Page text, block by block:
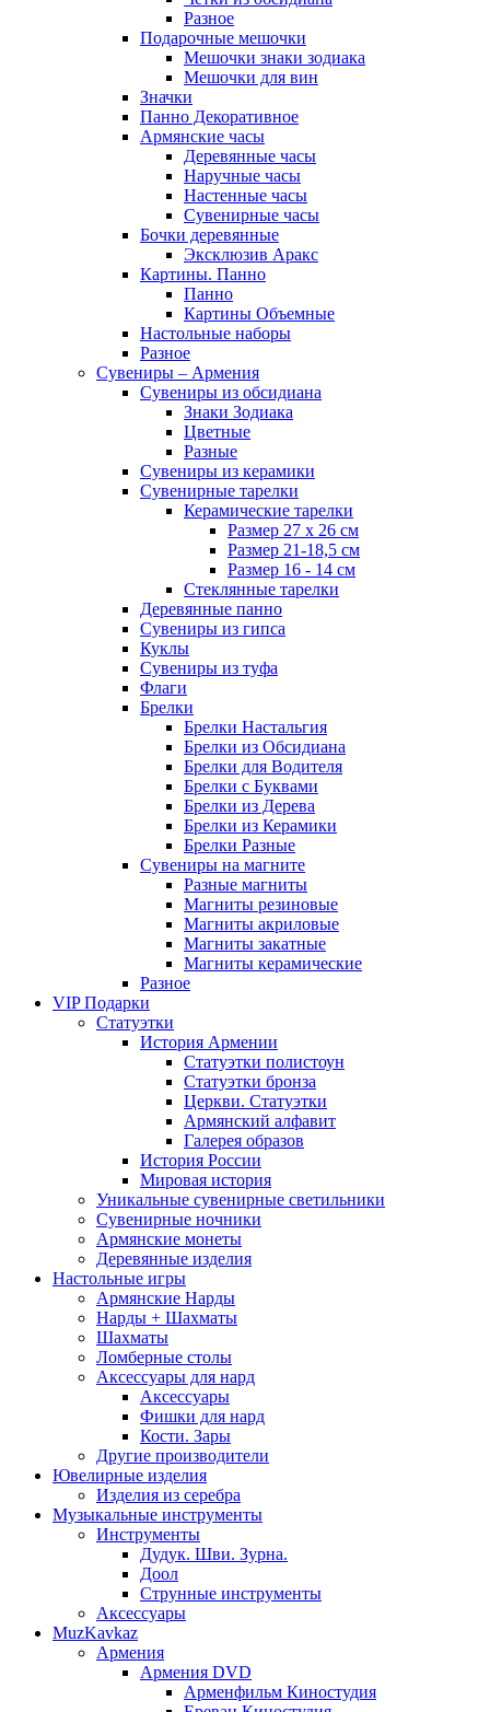
Разное
Подарочные мешочки
Мешочки знаки зодиака
Мешочки для вин
Значки
Панно Декоративное
Армянские часы
Деревянные часы
Наручные часы
Настенные часы
Сувенирные часы
Бочки деревянные
Эксклюзив Аракс
Картины. Панно
Панно
Картины Объемные
Настольные наборы
Разное
Сувениры – Армения
Сувениры из обсидиана
Знаки Зодиака
Цветные
Разные
Сувениры из керамики
Сувенирные тарелки
Керамические тарелки
Размер 27 х 26 см
Размер 21-18,5 см
Размер 16 - 14 см
Стеклянные тарелки
Деревянные панно
Сувениры из гипса
Куклы
Сувениры из туфа
Флаги
Брелки
Брелки Настальгия
Брелки из Обсидиана
Брелки для Водителя
Брелки с Буквами
Брелки из Дерева
Брелки из Керамики
Брелки Разные
Сувениры на магните
Разные магниты
Магниты резиновые
Магниты акриловые
Магниты закатные
Магниты керамические
Разное
VIP Подарки
Статуэтки
История Армении
Статуэтки полистоун
Статуэтки бронза
Церкви. Статуэтки
Армянский алфавит
Галерея образов
История России
Мировая история
Уникальные сувенирные светильники
Сувенирные ночники
Армянские монеты
Деревянные изделия
Настольные игры
Армянские Нарды
Нарды + Шахматы
Шахматы
Ломберные столы
Аксессуары для нард
Аксессуары
Фишки для нард
Кости. Зары
Другие производители
Ювелирные изделия
Изделия из серебра
Музыкальные инструменты
Инструменты
Дудук. Шви. Зурна.
Доол
Струнные инструменты
Аксессуары
MuzKavkaz
Армения
Армения DVD
Арменфильм Киностудия